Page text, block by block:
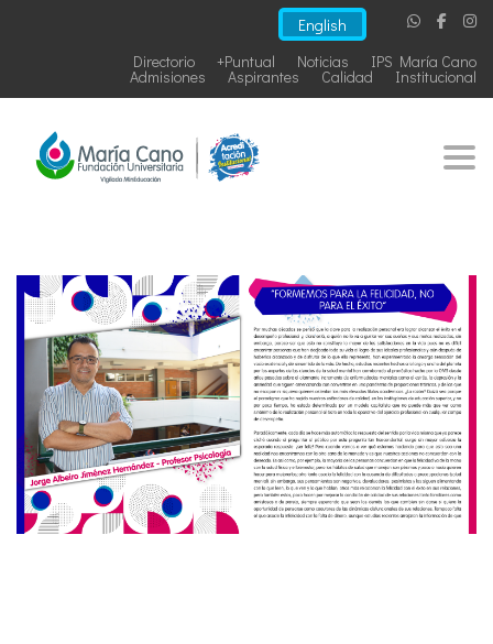
English
IPS María Cano
Noticias
+Puntual
Directorio
Institucional
Calidad
Aspirantes
Admisiones